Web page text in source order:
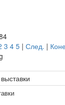
3 4 5 | След. |